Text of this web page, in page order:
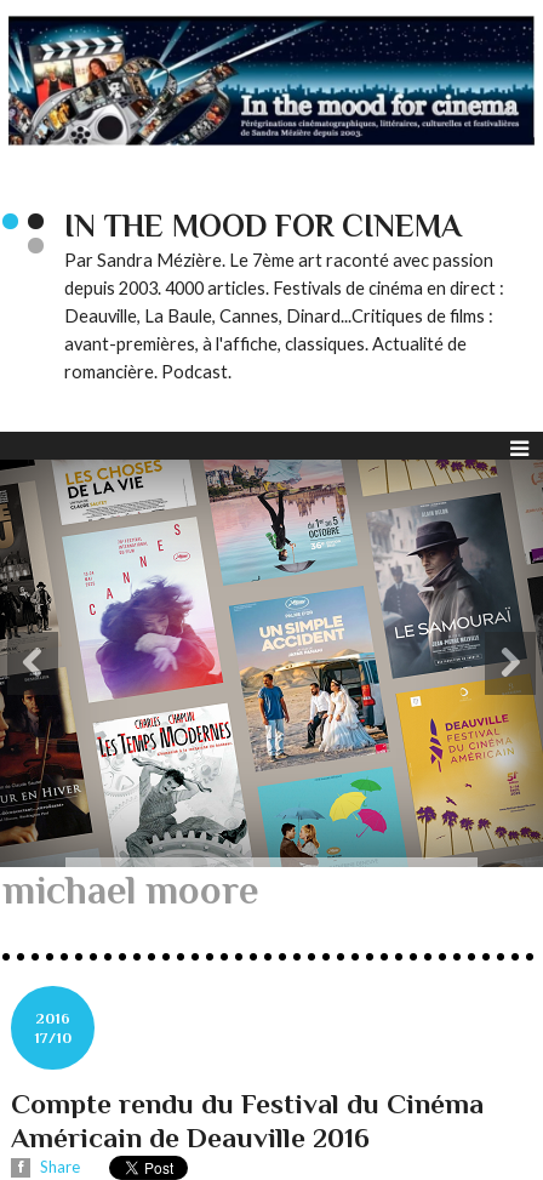
IN THE MOOD FOR CINEMA
Par Sandra Mézière. Le 7ème art raconté avec passion
depuis 2003. 4000 articles. Festivals de cinéma en direct :
Deauville, La Baule, Cannes, Dinard...Critiques de films :
avant-premières, à l'affiche, classiques. Actualité de
romancière. Podcast.
michael moore
2016
17/10
Compte rendu du Festival du Cinéma
Américain de Deauville 2016
Share